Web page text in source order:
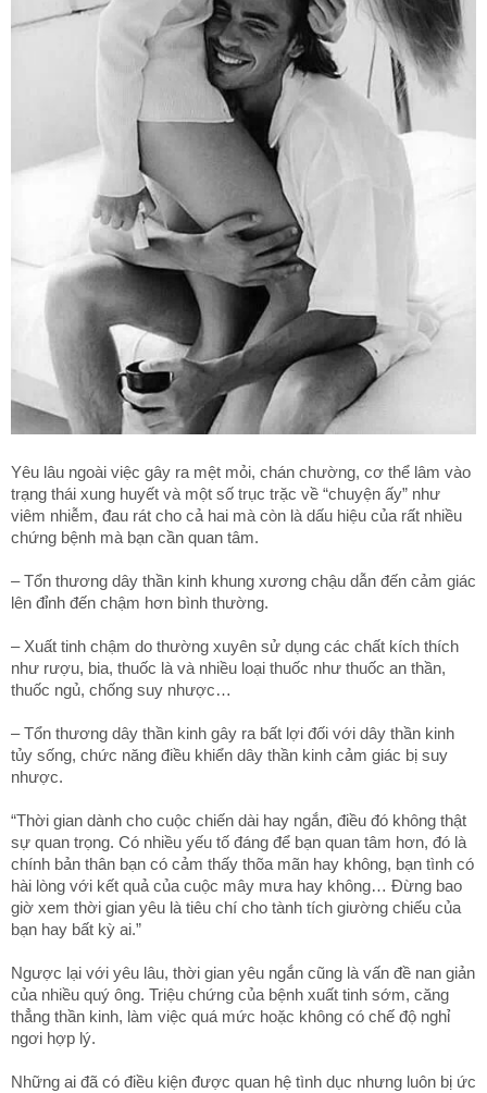
Yêu lâu ngoài việc gây ra mệt mỏi, chán chường, cơ thể lâm vào
trạng thái xung huyết và một số trục trặc về “chuyện ấy” như
viêm nhiễm, đau rát cho cả hai mà còn là dấu hiệu của rất nhiều
chứng bệnh mà bạn cần quan tâm.
– Tổn thương dây thần kinh khung xương chậu dẫn đến cảm giác
lên đỉnh đến chậm hơn bình thường.
– Xuất tinh chậm do thường xuyên sử dụng các chất kích thích
như rượu, bia, thuốc là và nhiều loại thuốc như thuốc an thần,
thuốc ngủ, chống suy nhược…
– Tổn thương dây thần kinh gây ra bất lợi đối với dây thần kinh
tủy sống, chức năng điều khiển dây thần kinh cảm giác bị suy
nhược.
“Thời gian dành cho cuộc chiến dài hay ngắn, điều đó không thật
sự quan trọng. Có nhiều yếu tố đáng để bạn quan tâm hơn, đó là
chính bản thân bạn có cảm thấy thõa mãn hay không, bạn tình có
hài lòng với kết quả của cuộc mây mưa hay không… Đừng bao
giờ xem thời gian yêu là tiêu chí cho tành tích giường chiếu của
bạn hay bất kỳ ai.”
Ngược lại với yêu lâu, thời gian yêu ngắn cũng là vấn đề nan giản
của nhiều quý ông. Triệu chứng của bệnh xuất tinh sớm, căng
thẳng thần kinh, làm việc quá mức hoặc không có chế độ nghỉ
ngơi hợp lý.
Những ai đã có điều kiện được quan hệ tình dục nhưng luôn bị ức